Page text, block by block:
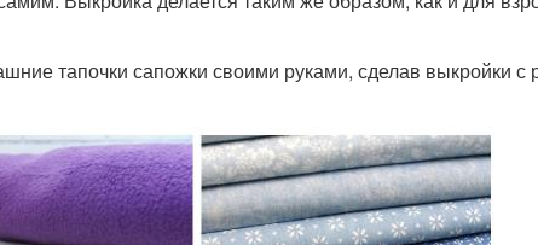
тапочки сапожки своими руками, сделав выкройки с